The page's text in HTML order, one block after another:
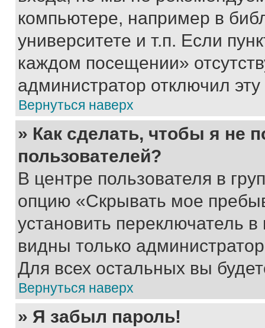
компьютере, например в
университете и т.п. Если
каждом посещении»
администратор отключил
Вернуться наверх
» Как сделать, чтобы я не
пользователей?
В центре пользователя в
опцию «Скрывать мое
установить переключатель
видны только
Для всех остальных вы
Вернуться наверх
» Я забыл пароль!